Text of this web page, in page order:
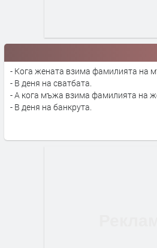
- Кога жената взима фамилията на
- В деня на сватбата.
- А кога мъжа взима фамилията на
- В деня на банкрута.